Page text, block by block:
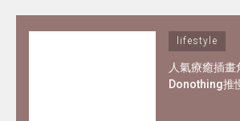
lifestyle
人氣療癒插畫
Donothing推